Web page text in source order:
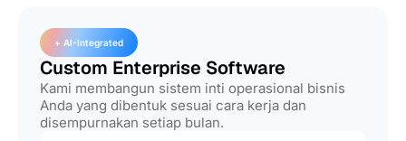
+ AI-Integrated
Custom Enterprise Software
Kami membangun sistem inti operasional bisnis
Anda yang dibentuk sesuai cara kerja dan
disempurnakan setiap bulan.